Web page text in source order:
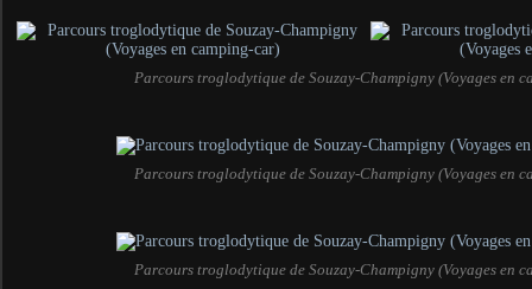
Parcours troglodytique de Souzay-Champigny (Voyages en
Parcours troglodytique de Souzay-Champigny (Voyages en
Parcours troglodytique de Souzay-Champigny (Voyages en